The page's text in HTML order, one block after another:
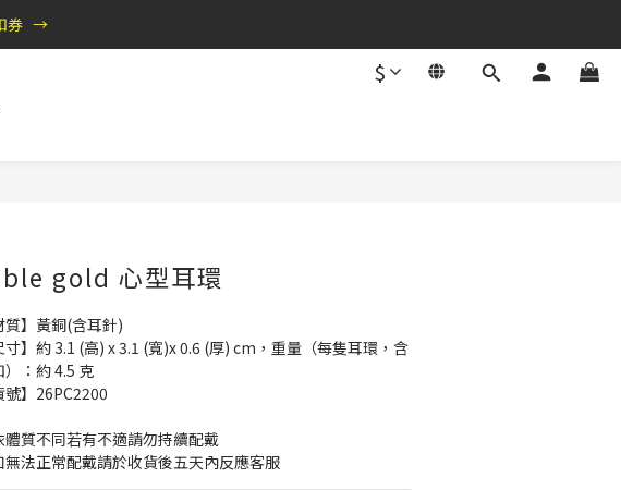
多功能包巾』
→
$
gold 心型耳環
質】黃銅(含耳針)
寸】約 3.1 (高) x 3.1 (寬)x 0.6 (厚) cm，重量（每隻耳環，含
）：約 4.5 克
號】26PC2200
質不同若有不適請勿持續配戴
法正常配戴請於收貨後五天內反應客服